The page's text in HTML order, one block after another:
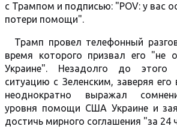
с Трампом и подписью: "POV: у вас
потери помощи".
Трамп провел телефонный
время которого призвал его "не
Украине". Незадолго до этого
ситуацию с Зеленским, заверяя
неоднократно выражал
уровня помощи США Украине и
достичь мирного соглашения "за 24